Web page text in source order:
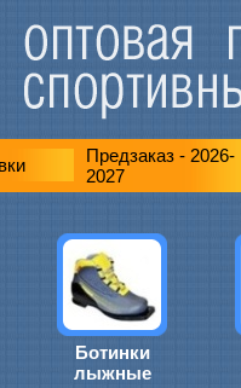
Предзаказ - 2026-
2027
Ботинки
лыжные